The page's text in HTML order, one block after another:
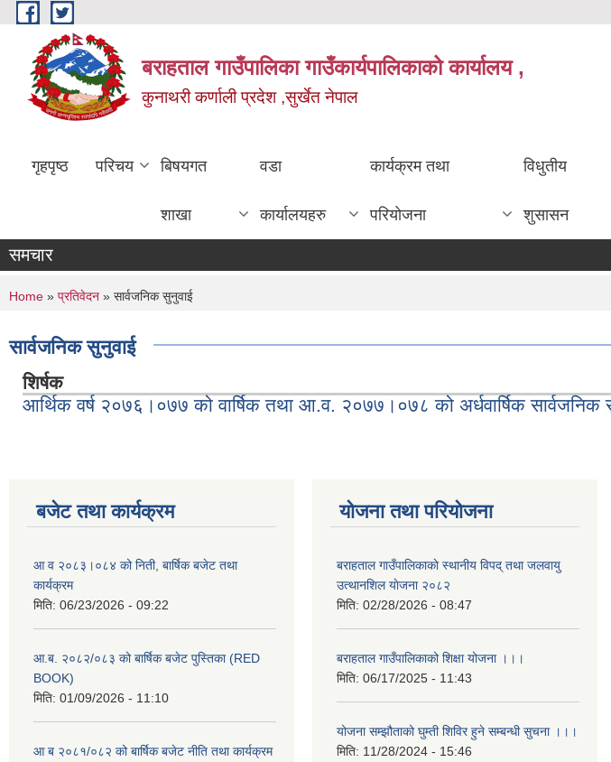
Skip to main content
बराहताल गाउँपालिका गाउँकार्यपालिकाको कार्यालय ,
कुनाथरी कर्णाली प्रदेश ,सुर्खेत नेपाल
गृहपृष्ठ परिचय बिषयगत
शाखा
वडा
कार्यालयहरु
कार्यक्रम तथा
परियोजना
विधुतीय
शुसासन
समचार
You are here
Home » प्रतिवेदन » सार्वजनिक सुनुवाई
सार्वजनिक सुनुवाई
शिर्षक
आर्थिक वर्ष २०७६।०७७ को वार्षिक तथा आ.व. २०७७।०७८ को अर्धवार्षिक सार्वजनिक
बजेट तथा कार्यक्रम
आ व २०८३।०८४ को निती, बार्षिक बजेट तथा
कार्यक्रम
मिति: 06/23/2026 - 09:22
आ.ब. २०८२/०८३ को बार्षिक बजेट पुस्तिका (RED
BOOK)
मिति: 01/09/2026 - 11:10
आ ब २०८१/०८२ को बार्षिक बजेट नीति तथा कार्यक्रम
योजना तथा परियोजना
बराहताल गाउँपालिकाकाे स्थानीय विपद् तथा जलवायु
उत्थानशिल याेजना २०८२
मिति: 02/28/2026 - 08:47
बराहताल गाउँपालिकाको शिक्षा योजना ।।।
मिति: 06/17/2025 - 11:43
योजना सम्झौताको घुम्ती शिविर हुने सम्बन्धी सुचना ।।।
मिति: 11/28/2024 - 15:46